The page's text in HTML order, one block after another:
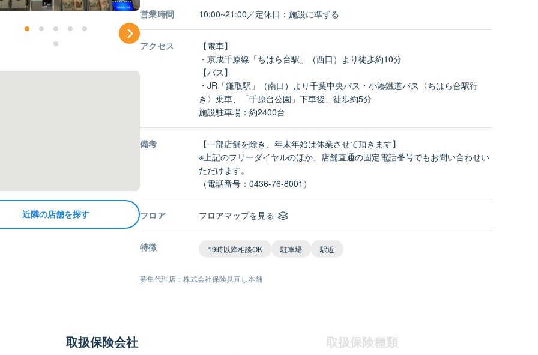
近隣の店舗を探す
営業時間 10:00~21:00／定休日：施設に準ずる
アクセス
【電車】
・京成千原線「ちはら台駅」（西口）より徒歩約10分
【バス】
・JR「鎌取駅」（南口）より千葉中央バス・小湊鐵道バス〈ちはら台駅行
き〉乗車、「千原台公園」下車後、徒歩約5分
施設駐車場：約2400台
備考
【一部店舗を除き、年末年始は休業させて頂きます】
※上記のフリーダイヤルのほか、店舗直通の固定電話番号でもお問い合わせい
ただけます。
（電話番号：0436-76-8001）
フロア フロアマップを見る
特徴 19時以降相談OK 駐車場 駅近
募集代理店：株式会社保険見直し本舗
取扱保険会社 取扱保険種類